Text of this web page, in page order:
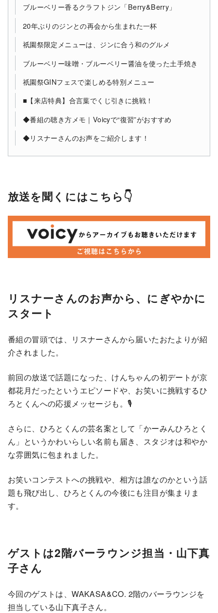
ブルーベリー香るクラフトジン「Berry&Berry」
20年ぶりのジンとの再会から生まれた一杯
祇園祭限定メニューは、ジンに合う和のグルメ
ブルーベリー味噌・ブルーベリー醤油を使った土手焼き
祇園祭GINフェスで楽しめる特別メニュー
■【来店特典】合言葉でくじ引きに挑戦！
◆番組の聴き方メモ｜Voicyで“復習”がおすすめ
◆リスナーさんのお声をご紹介します！
放送を聞くにはこちら👇
リスナーさんのお声から、にぎやかに
スタート
番組の冒頭では、リスナーさんから届いたおたよりが紹
介されました。
前回の放送で話題になった、けんちゃんの初デートが京
都花月だったというエピソードや、お笑いに挑戦するひ
ろとくんへの応援メッセージも。🎙️
さらに、ひろとくんの芸名案として「かーみんひろとく
ん」というかわいらしい名前も届き、スタジオは和やか
な雰囲気に包まれました。
お笑いコンテストへの挑戦や、相方は誰なのかという話
題も飛び出し、ひろとくんの今後にも注目が集まりま
す。
ゲストは2階バーラウンジ担当・山下真
子さん
今回のゲストは、WAKASA&CO. 2階のバーラウンジを
担当している山下真子さん。